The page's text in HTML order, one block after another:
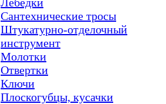
Сантехнические тросы
Штукатурно-отделочный
инструмент
Молотки
Отвертки
Ключи
Плоскогубцы, кусачки